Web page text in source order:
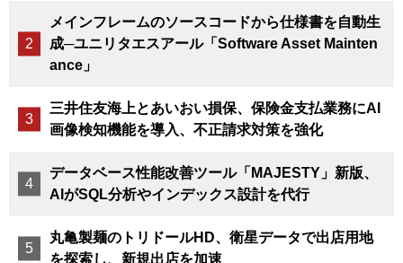
メインフレームのソースコードから仕様書を自動生
成─ユニリタエスアール「Software Asset Mainten
ance」
三井住友海上とあいおい損保、保険金支払業務にAI
画像検知機能を導入、不正請求対策を強化
データベース性能改善ツール「MAJESTY」新版、
AIがSQL分析やインデックス設計を代行
丸亀製麺のトリドールHD、衛星データで出店用地
を探索し、新規出店を加速